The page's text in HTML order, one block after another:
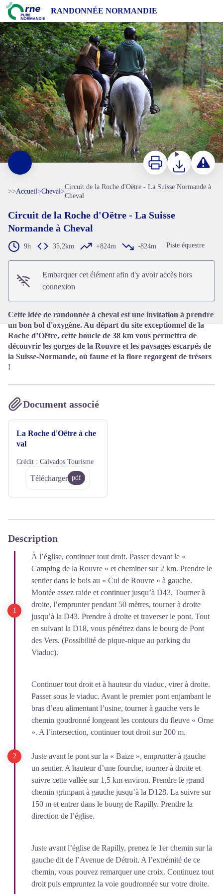
RANDONNÉE NORMANDIE
Circuit de la Roche d'Oëtre - La Suisse Normande à Cheval
Voir l'image en plein écran
ImprimerTéléchargerSignaler
>>Accueil>Cheval>
Circuit de la Roche d'Oëtre - La Suisse Normande à
Cheval
Circuit de la Roche d'Oëtre - La Suisse
Normande à Cheval
9h 35,2km +824m -824m Piste équestre
Embarquer cet élément afin d'y avoir accès hors
connexion
Cette idée de randonnée à cheval est une invitation à prendre
un bon bol d'oxygène. Au départ du site exceptionnel de la
Roche d’Oëtre, cette boucle de 38 km vous permettra de
découvrir les gorges de la Rouvre et les paysages escarpés de
la Suisse-Normande, où faune et la flore regorgent de trésors
!
Document associé
La Roche d'Oëtre à che
val
Crédit : Calvados Tourisme
Télécharger pdf
Description
À l’église, continuer tout droit. Passer devant le «
Camping de la Rouvre » et cheminer sur 2 km. Prendre le
sentier dans le bois au « Cul de Rouvre » à gauche.
Montée assez raide et continuer jusqu’à D43. Tourner à
droite, l’emprunter pendant 50 mètres, tourner à droite
jusqu’à la D43. Prendre à droite et traverser le pont. Tout
en suivant la D18, vous pénétrez dans le bourg de Pont
des Vers. (Possibilité de pique-nique au parking du
Viaduc).
Continuer tout droit et à hauteur du viaduc, virer à droite.
Passer sous le viaduc. Avant le premier pont enjambant le
bras d’eau alimentant l’usine, tourner à gauche vers le
chemin goudronné longeant les contours du fleuve « Orne
». A l’intersection, continuer tout droit sur 200 m.
Juste avant le pont sur la « Baize », emprunter à gauche
un sentier. A hauteur d’une fourche, tourner à droite et
suivre cette vallée sur 1,5 km environ. Prendre le grand
chemin grimpant à gauche jusqu’à la D128. La suivre sur
150 m et entrer dans le bourg de Rapilly. Prendre la
direction de l’église.
Juste avant l’église de Rapilly, prenez le 1er chemin sur la
gauche dit de l’Avenue de Détroit. A l’extrémité de ce
chemin, vous pouvez remarquer une croix. Continuez tout
droit puis empruntez la voie goudronnée sur votre droite.